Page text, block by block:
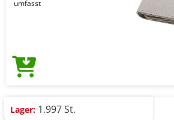
umfasst
Lager: 1.997 St.